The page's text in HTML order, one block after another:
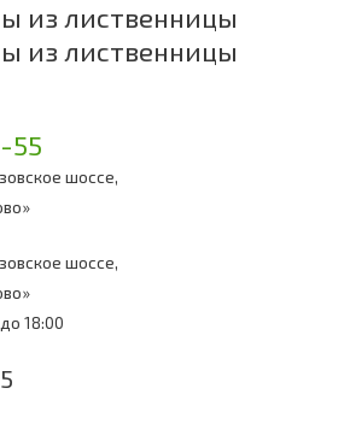
из лиственницы
из лиственницы
55
шоссе,
шоссе,
18:00